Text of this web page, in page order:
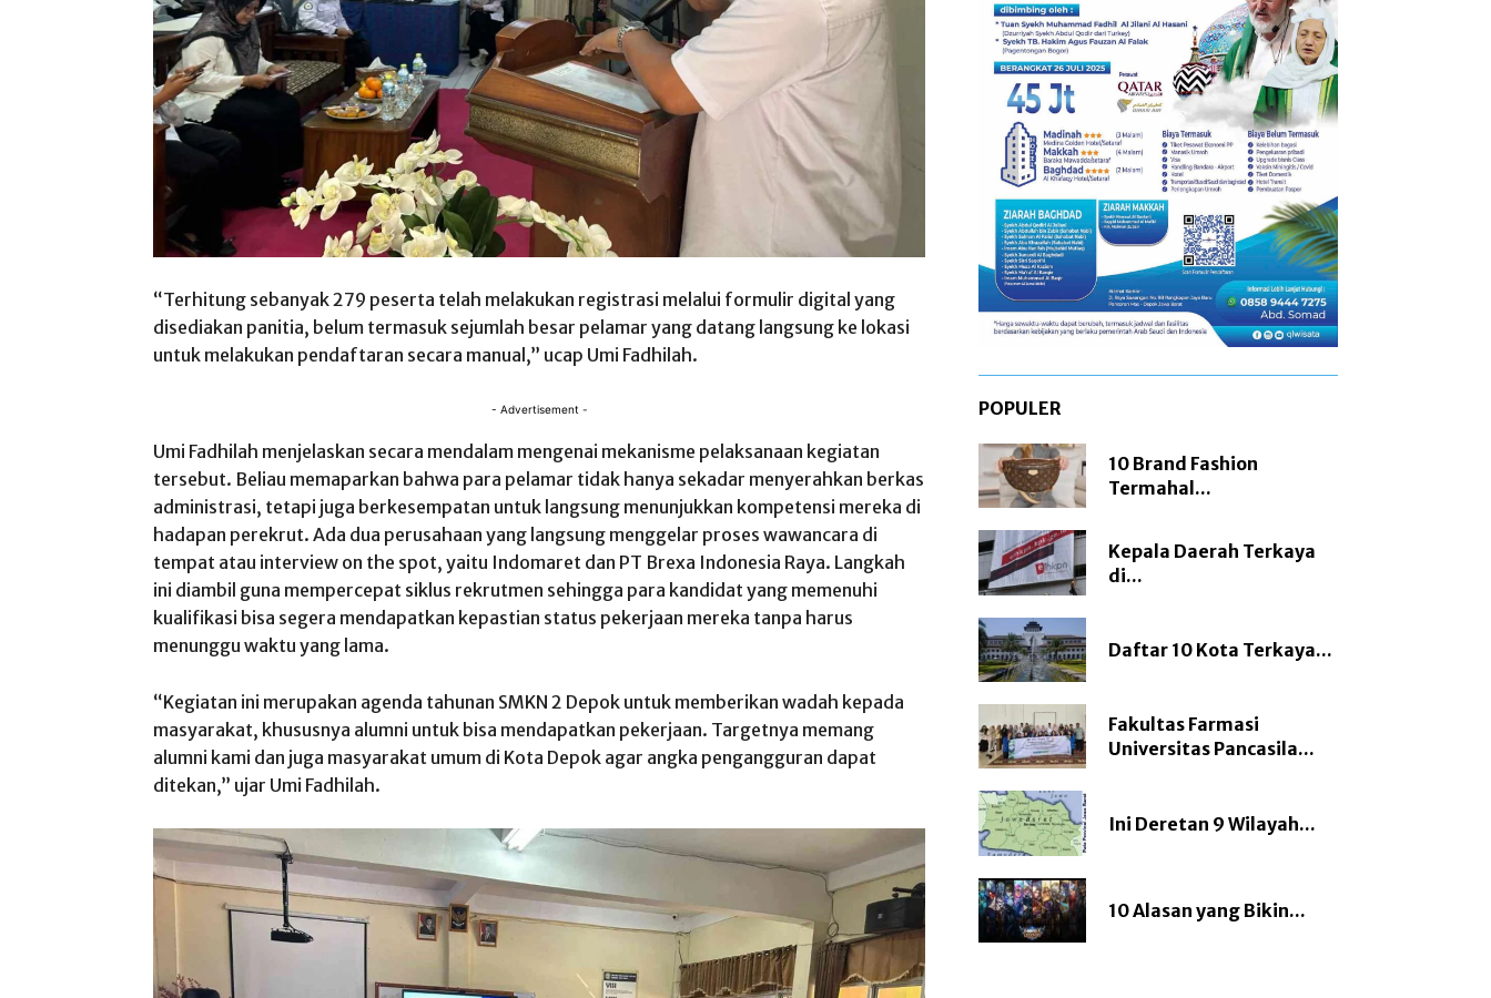
“Terhitung sebanyak 279 peserta telah melakukan registrasi melalui formulir digital yang
disediakan panitia, belum termasuk sejumlah besar pelamar yang datang langsung ke lokasi
untuk melakukan pendaftaran secara manual,” ucap Umi Fadhilah.
- Advertisement -
Umi Fadhilah menjelaskan secara mendalam mengenai mekanisme pelaksanaan kegiatan
tersebut. Beliau memaparkan bahwa para pelamar tidak hanya sekadar menyerahkan berkas
administrasi, tetapi juga berkesempatan untuk langsung menunjukkan kompetensi mereka di
hadapan perekrut. Ada dua perusahaan yang langsung menggelar proses wawancara di
tempat atau interview on the spot, yaitu Indomaret dan PT Brexa Indonesia Raya. Langkah
ini diambil guna mempercepat siklus rekrutmen sehingga para kandidat yang memenuhi
kualifikasi bisa segera mendapatkan kepastian status pekerjaan mereka tanpa harus
menunggu waktu yang lama.
“Kegiatan ini merupakan agenda tahunan SMKN 2 Depok untuk memberikan wadah kepada
masyarakat, khususnya alumni untuk bisa mendapatkan pekerjaan. Targetnya memang
alumni kami dan juga masyarakat umum di Kota Depok agar angka pengangguran dapat
ditekan,” ujar Umi Fadhilah.
POPULER
10 Brand Fashion
Termahal...
Kepala Daerah Terkaya
di...
Daftar 10 Kota Terkaya...
Fakultas Farmasi
Universitas Pancasila...
Ini Deretan 9 Wilayah...
10 Alasan yang Bikin...